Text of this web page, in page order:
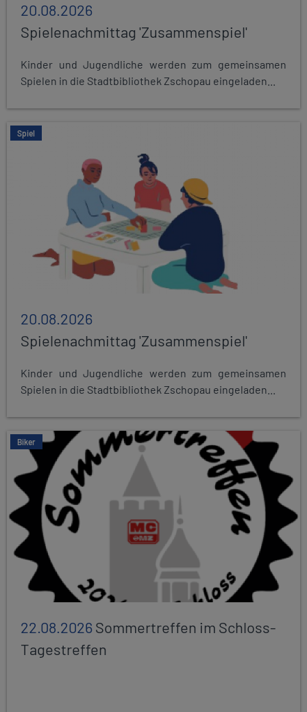
20.08.2026
Spielenachmittag 'Zusammenspiel'
Kinder und Jugendliche werden zum gemeinsamen
Spielen in die Stadtbibliothek Zschopau eingeladen...
Spiel
20.08.2026
Spielenachmittag 'Zusammenspiel'
Kinder und Jugendliche werden zum gemeinsamen
Spielen in die Stadtbibliothek Zschopau eingeladen...
Biker
22.08.2026Sommertreffen im Schloss-
Tagestreffen